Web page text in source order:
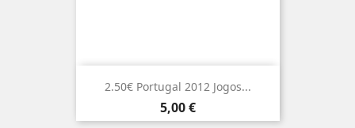
2.50€ Portugal 2012 Jogos...
Preço
5,00 €